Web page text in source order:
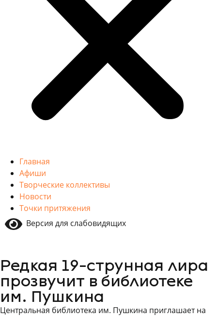
Главная
Афиши
Творческие коллективы
Новости
Точки притяжения
Версия для слабовидящих
Редкая 19-струнная лира
прозвучит в библиотеке
им. Пушкина
Центральная библиотека им. Пушкина приглашает на